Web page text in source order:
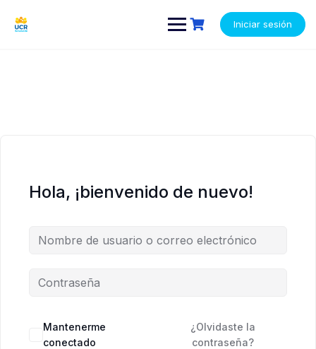
contenido
Iniciar sesión
Hola, ¡bienvenido de nuevo!
Mantenerme
conectado
¿Olvidaste la
contraseña?